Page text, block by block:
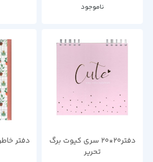
ناموجود
دفتر20*20 سری کیوت برگ
تحریر
دفتر